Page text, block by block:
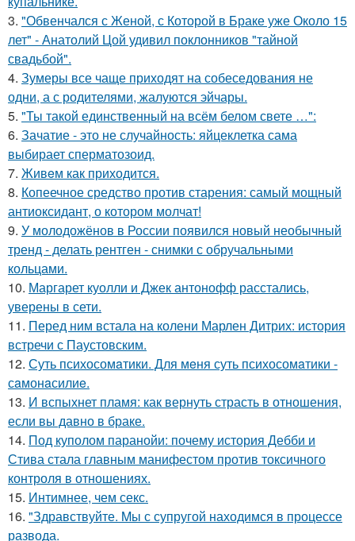
3. "Обвенчался с Женой, с Которой в Браке уже Около 15
лет" - Анатолий Цой удивил поклонников "тайной
свадьбой".
4. Зумеры все чаще приходят на собеседования не
одни, а с родителями, жалуются эйчары.
5. "Ты такой единственный на всём белом свете …":
6. Зачатие - это не случайность: яйцеклетка сама
выбирает сперматозоид.
7. Живeм как приходится.
8. Копеечное средство против старения: самый мощный
антиоксидант, о котором молчат!
9. У молодожёнов в России появился новый необычный
тренд - делать рентген - снимки с обручальными
кольцами.
10. Маргарет куолли и Джек антонофф расстались,
уверены в сети.
11. Перед ним встала на колени Марлен Дитрих: история
встречи с Паустовским.
12. Суть психосомaтики. Для мeня суть психосомaтики -
сaмонaсилиe.
13. И вспыхнет пламя: как вернуть страсть в отношения,
если вы давно в браке.
14. Под куполом паранойи: почему история Дебби и
Стива стала главным манифестом против токсичного
контроля в отношениях.
15. Интимнее, чем секс.
16. "Здравствуйте. Mы с супругой находимся в процессе
развода.